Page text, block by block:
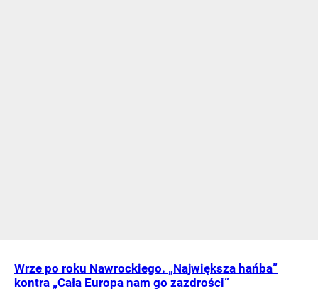
Wrze po roku Nawrockiego. „Największa hańba”
kontra „Cała Europa nam go zazdrości”